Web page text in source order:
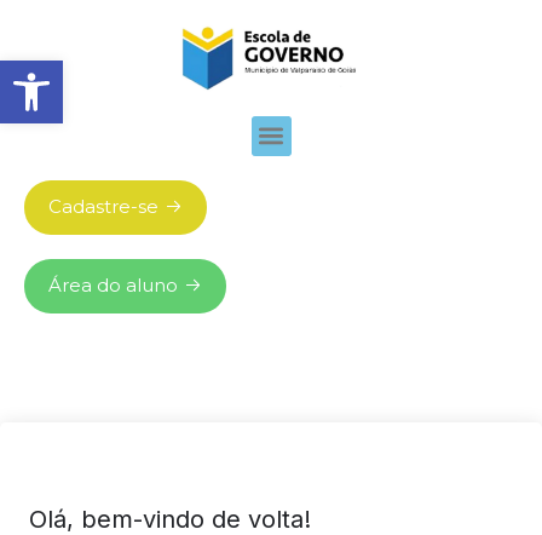
Abrir barra de ferramentas
Cadastre-se
Área do aluno
Olá, bem-vindo de volta!